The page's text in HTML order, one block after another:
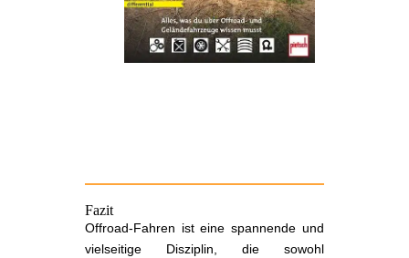
Fazit
Offroad-Fahren ist eine spannende und
vielseitige Disziplin, die sowohl